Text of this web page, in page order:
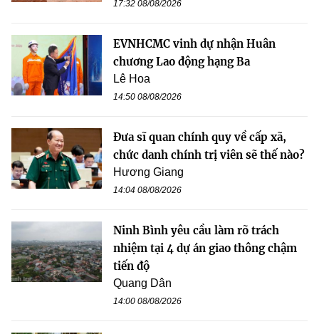
17:32 08/08/2026
EVNHCMC vinh dự nhận Huân
chương Lao động hạng Ba
Lê Hoa
14:50 08/08/2026
Đưa sĩ quan chính quy về cấp xã,
chức danh chính trị viên sẽ thế nào?
Hương Giang
14:04 08/08/2026
Ninh Bình yêu cầu làm rõ trách
nhiệm tại 4 dự án giao thông chậm
tiến độ
Quang Dân
14:00 08/08/2026